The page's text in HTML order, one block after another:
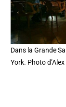
Dans la Grande
York. Photo